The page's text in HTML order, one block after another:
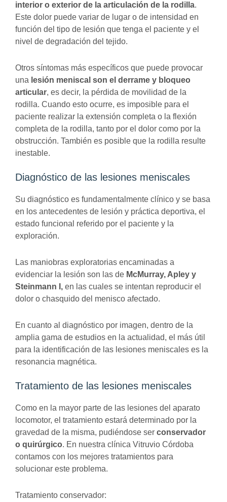
interior o exterior de la articulación de la rodilla.
Este dolor puede variar de lugar o de intensidad en
función del tipo de lesión que tenga el paciente y el
nivel de degradación del tejido.
Otros síntomas más específicos que puede provocar
una lesión meniscal son el derrame y bloqueo
articular, es decir, la pérdida de movilidad de la
rodilla. Cuando esto ocurre, es imposible para el
paciente realizar la extensión completa o la flexión
completa de la rodilla, tanto por el dolor como por la
obstrucción. También es posible que la rodilla resulte
inestable.
Diagnóstico de las lesiones meniscales
Su diagnóstico es fundamentalmente clínico y se basa
en los antecedentes de lesión y práctica deportiva, el
estado funcional referido por el paciente y la
exploración.
Las maniobras exploratorias encaminadas a
evidenciar la lesión son las de McMurray, Apley y
Steinmann I, en las cuales se intentan reproducir el
dolor o chasquido del menisco afectado.
En cuanto al diagnóstico por imagen, dentro de la
amplia gama de estudios en la actualidad, el más útil
para la identificación de las lesiones meniscales es la
resonancia magnética.
Tratamiento de las lesiones meniscales
Como en la mayor parte de las lesiones del aparato
locomotor, el tratamiento estará determinado por la
gravedad de la misma, pudiéndose ser conservador
o quirúrgico. En nuestra clínica Vitruvio Córdoba
contamos con los mejores tratamientos para
solucionar este problema.
Tratamiento conservador: